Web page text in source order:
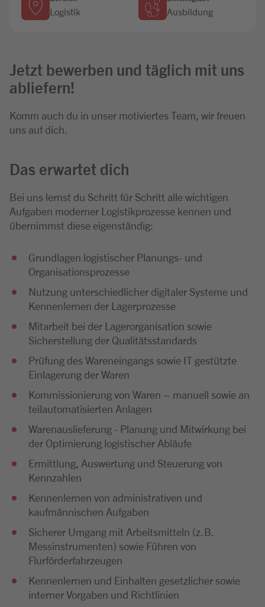
Logistik Ausbildung
Jetzt bewerben und täglich mit uns
abliefern!
Komm auch du in unser motiviertes Team, wir freuen
uns auf dich.
Das erwartet dich
Bei uns lernst du Schritt für Schritt alle wichtigen
Aufgaben moderner Logistikprozesse kennen und
übernimmst diese eigenständig:
Grundlagen logistischer Planungs- und
Organisationsprozesse
Nutzung unterschiedlicher digitaler Systeme und
Kennenlernen der Lagerprozesse
Mitarbeit bei der Lagerorganisation sowie
Sicherstellung der Qualitätsstandards
Prüfung des Wareneingangs sowie IT gestützte
Einlagerung der Waren
Kommissionierung von Waren – manuell sowie an
teilautomatisierten Anlagen
Warenauslieferung - Planung und Mitwirkung bei
der Optimierung logistischer Abläufe
Ermittlung, Auswertung und Steuerung von
Kennzahlen
Kennenlernen von administrativen und
kaufmännischen Aufgaben
Sicherer Umgang mit Arbeitsmitteln (z. B.
Messinstrumenten) sowie Führen von
Flurförderfahrzeugen
Kennenlernen und Einhalten gesetzlicher sowie
interner Vorgaben und Richtlinien